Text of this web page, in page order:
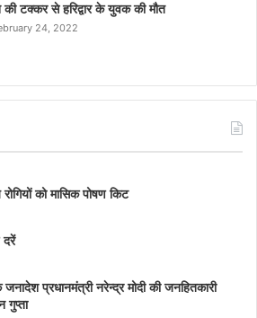
टक्कर से हरिद्वार के युवक की मौत
24, 2022
को मासिक पोषण किट
प्रधानमंत्री नरेन्द्र मोदी की जनहितकारी
गुप्ता